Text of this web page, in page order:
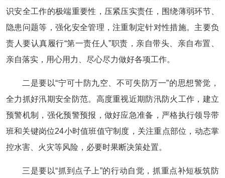
识安全工作的极端重要性，压紧压实责任，围绕薄弱环节、
隐患问题等，强化安全管理，注重制定针对性措施。主要负
责人要认真履行“第一责任人”职责，亲自带头、亲自布置、
亲自落实，用心用力、尽心尽力做好各项工作。
二是要以“宁可十防九空、不可失防万一”的思想警觉，
全力抓好汛期安全防范。高度重视近期防汛防火工作，建立
预警机制，强化预警预报，做好应急准备，严格执行领导带
班和关键岗位24小时值班值守制度，关注重点部位，动态掌
控水害、火灾等风险，必要时果断决策处置。
三是要以“抓到点子上”的行动自觉，抓重点补短板筑防